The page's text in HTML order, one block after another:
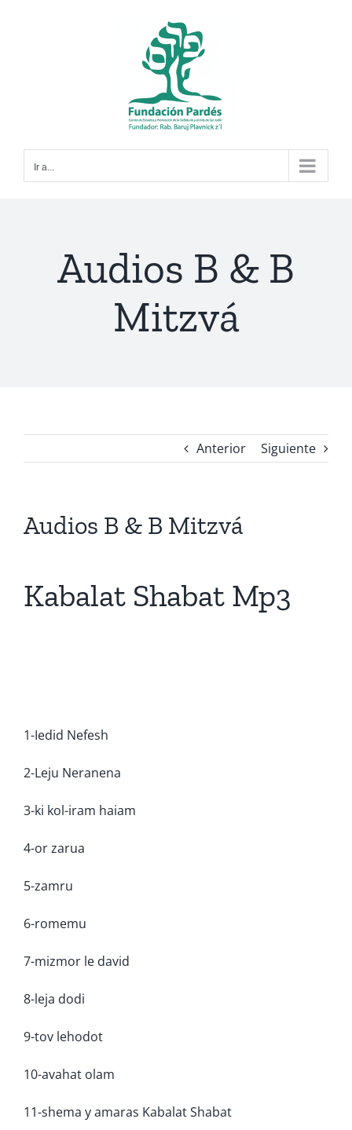
Ir a...
Audios B & B
Mitzvá
Anterior Siguiente
Audios B & B Mitzvá
Kabalat Shabat Mp3
1-Iedid Nefesh
2-Leju Neranena
3-ki kol-iram haiam
4-or zarua
5-zamru
6-romemu
7-mizmor le david
8-leja dodi
9-tov lehodot
10-avahat olam
11-shema y amaras Kabalat Shabat